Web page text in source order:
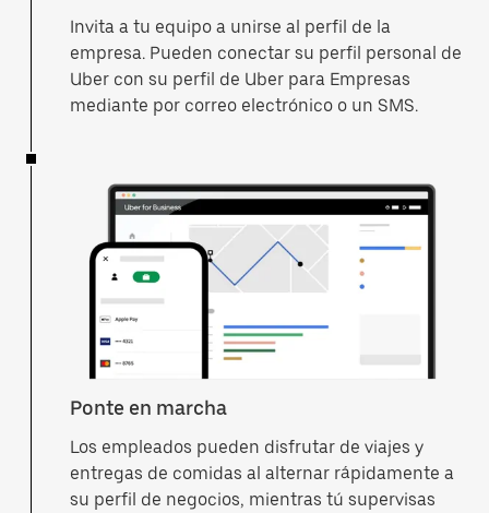
Invita a tu equipo a unirse al perfil de la
empresa. Pueden conectar su perfil personal de
Uber con su perfil de Uber para Empresas
mediante por correo electrónico o un SMS.
Ponte en marcha
Los empleados pueden disfrutar de viajes y
entregas de comidas al alternar rápidamente a
su perfil de negocios, mientras tú supervisas